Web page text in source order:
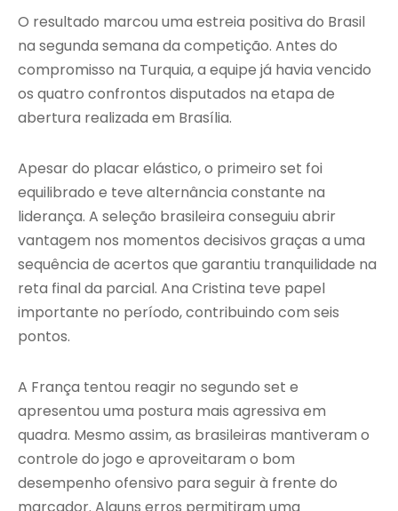
O resultado marcou uma estreia positiva do Brasil
na segunda semana da competição. Antes do
compromisso na Turquia, a equipe já havia vencido
os quatro confrontos disputados na etapa de
abertura realizada em Brasília.
Apesar do placar elástico, o primeiro set foi
equilibrado e teve alternância constante na
liderança. A seleção brasileira conseguiu abrir
vantagem nos momentos decisivos graças a uma
sequência de acertos que garantiu tranquilidade na
reta final da parcial. Ana Cristina teve papel
importante no período, contribuindo com seis
pontos.
A França tentou reagir no segundo set e
apresentou uma postura mais agressiva em
quadra. Mesmo assim, as brasileiras mantiveram o
controle do jogo e aproveitaram o bom
desempenho ofensivo para seguir à frente do